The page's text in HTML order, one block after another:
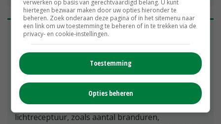
'Het is mooi om samen te werken met een
enthousiaste jonge teler als Melvin Tesselaar', zegt
Mariëlle de Jong van Philips Horticulture LED
Solutions, onderdeel van Signify. 'We zijn met hem
in contact gekomen via onze installatiepartner
Certhon. Onze keyaccountmanager Frank van
Holsteijn heeft samen met hem een calculatie
gemaakt op basis van de plantspecificaties en de
lichtreceptuur, zoals aantal branduren,
verwerken op basis van gerechtvaardigd belang. U kunt
hiertegen bezwaar maken door uw opties hieronder te
beheren. Zoek onderaan deze pagina of in het sitemenu naar
een link om uw toestemming te beheren of in te trekken via de
privacy- en cookie-instellingen.
Toestemming
Opties beheren